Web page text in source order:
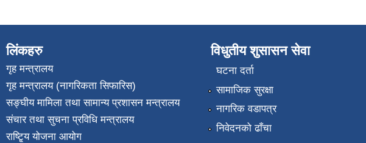
लिंकहरु
गृह मन्त्रालय
गृह मन्त्रालय (नागरिकता सिफारिस)
सङ्घीय मामिला तथा सामान्य प्रशासन मन्त्रालय
संचार तथा सुचना प्रविधि मन्त्रालय
राष्टि्ृय योजना आयोग
विधुतीय शुसासन सेवा
घटना दर्ता
सामाजिक सुरक्षा
नागरिक वडापत्र
निवेदनको ढाँचा